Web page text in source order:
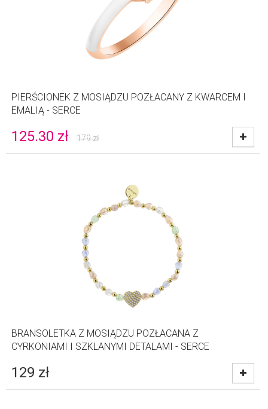
PIERŚCIONEK Z MOSIĄDZU POZŁACANY Z KWARCEM I
EMALIĄ - SERCE
125.30 zł 179zł
BRANSOLETKA Z MOSIĄDZU POZŁACANA Z
CYRKONIAMI I SZKLANYMI DETALAMI - SERCE
129 zł